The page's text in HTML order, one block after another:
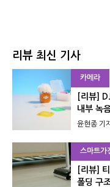
리뷰 최신 기사
카메라
[리뷰]
내부 녹
윤현종 기
스마트가
[리뷰]
폴딩 구